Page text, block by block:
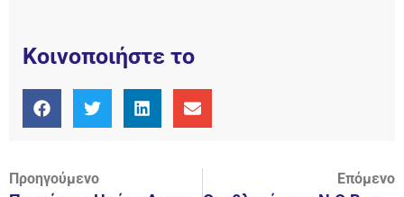
Κοινοποιήστε το
Προηγούμενο Επόμενο